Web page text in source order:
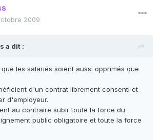
2009
a dit :
les salariés soient aussi opprimés que
d'un contrat librement consenti et
d'employeur.
au contraire subir toute la force du
public obligatoire et toute la force